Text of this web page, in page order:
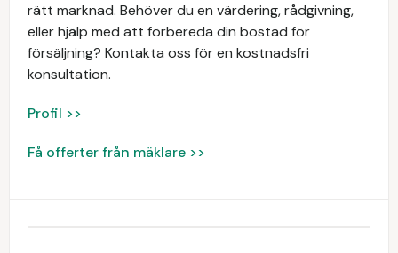
rätt marknad. Behöver du en värdering, rådgivning,
eller hjälp med att förbereda din bostad för
försäljning? Kontakta oss för en kostnadsfri
konsultation.
Profil >>
Få offerter från mäklare >>